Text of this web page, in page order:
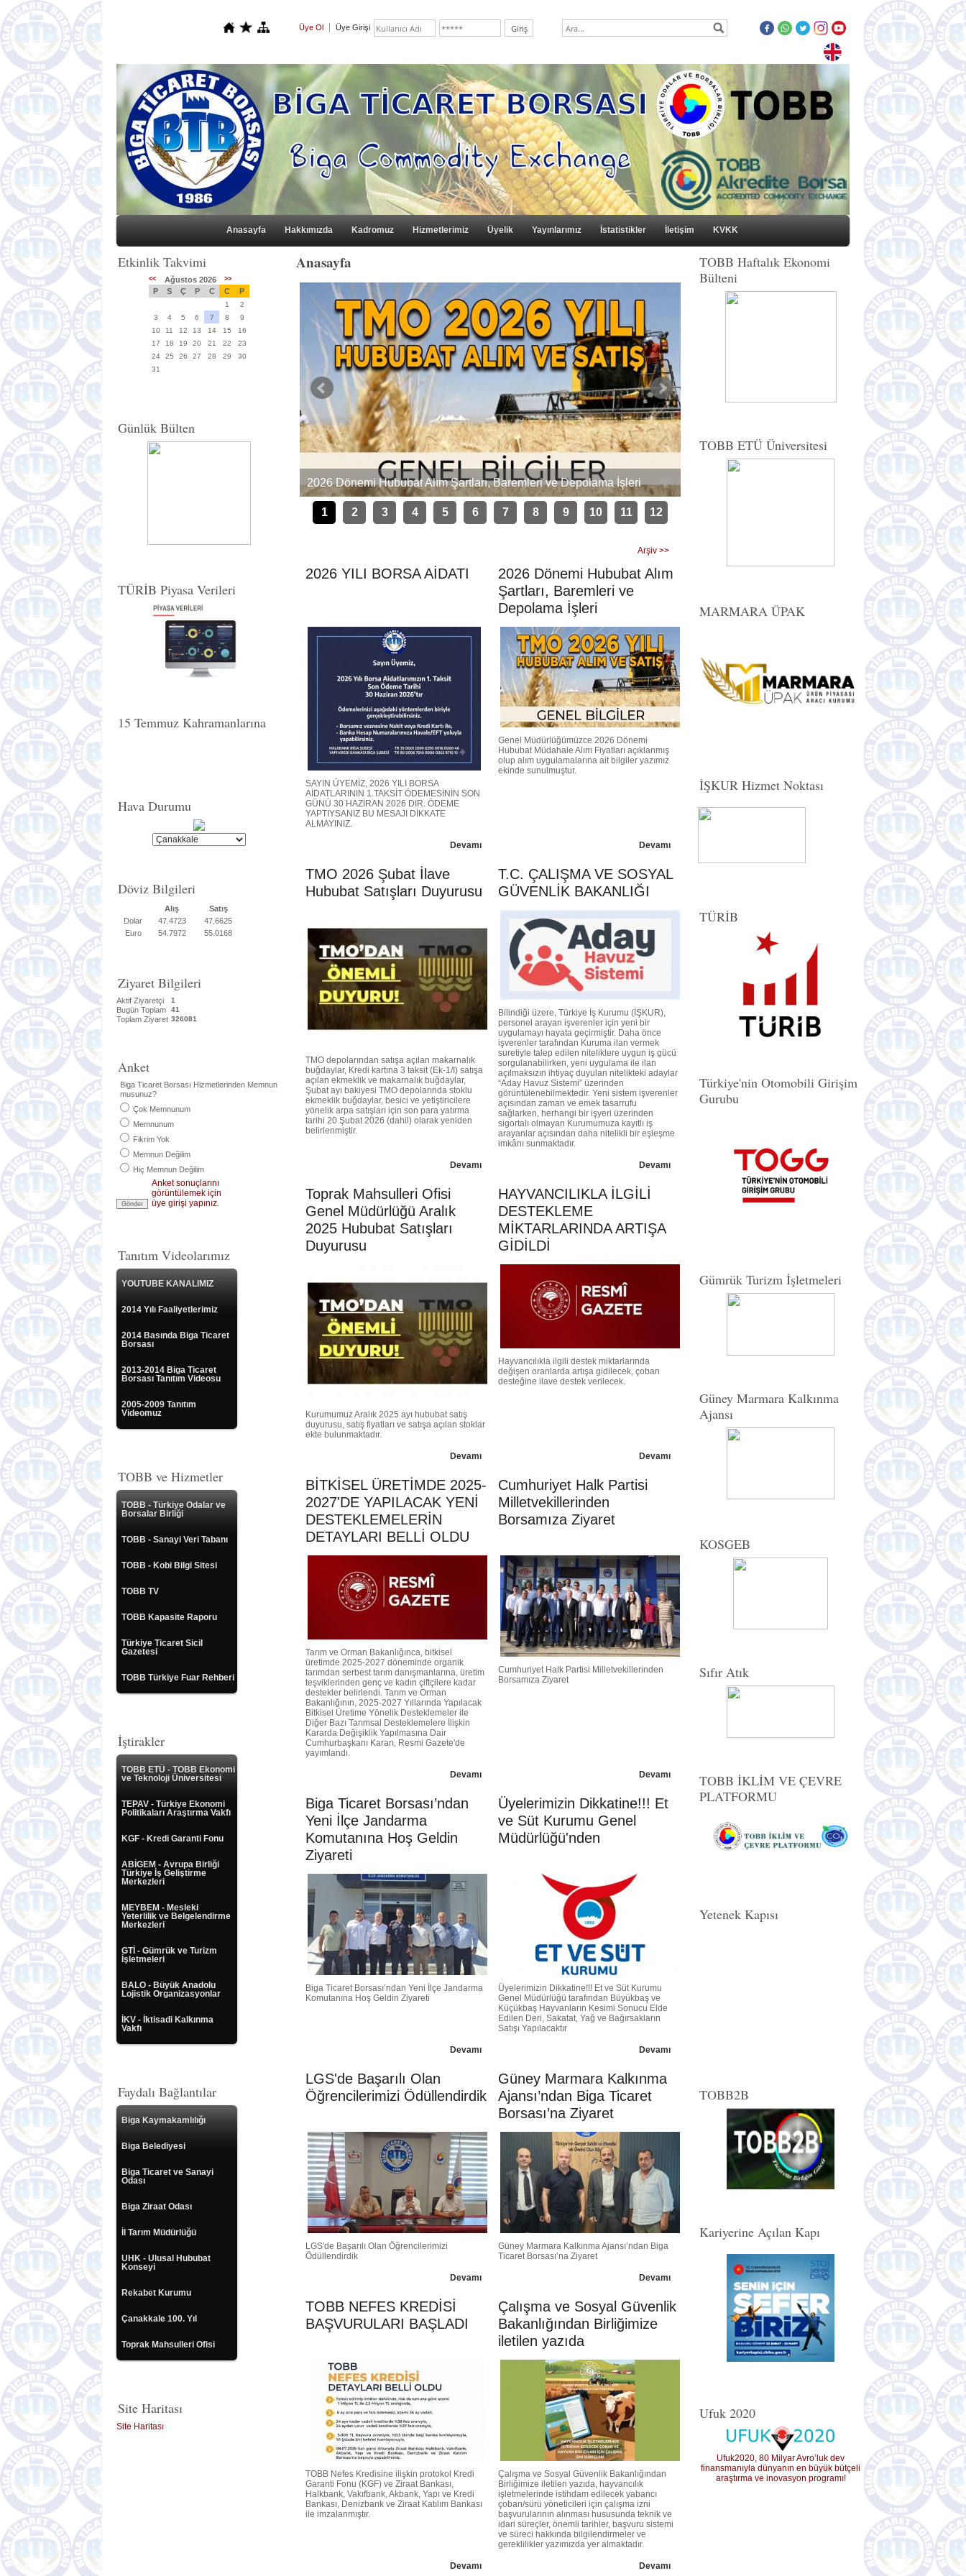
Üye Ol Üye Girişi
Anasayfa Hakkımızda Kadromuz Hizmetlerimiz Üyelik Yayınlarımız İstatistikler İletişim KVKK
Etkinlik Takvimi
<< Ağustos 2026 >>
P S Ç P C C P
1
2
3
4 5 6 7 8
9
10
11 12 13 14 15
16
17
18 19 20 21 22
23
24
25 26 27 28 29
30
31
Günlük Bülten
TÜRİB Piyasa Verileri
15 Temmuz Kahramanlarına
Hava Durumu
Döviz Bilgileri
Alış
Satış
Dolar
47.4723
47.6625
Euro
54.7972 55.0168
Ziyaret Bilgileri
Aktif Ziyaretçi 1
Bugün Toplam 41
Toplam Ziyaret 326081
Anket
Biga Ticaret Borsası Hizmetlerinden Memnun
musunuz?
Çok Memnunum
Memnunum
Fikrim Yok
Memnun Değilim
Hiç Memnun Değilim
Anket sonuçlarını
görüntülemek için
üye girişi yapınız.
Tanıtım Videolarımız
YOUTUBE KANALIMIZ
2014 Yılı Faaliyetlerimiz
2014 Basında Biga Ticaret
Borsası
2013-2014 Biga Ticaret
Borsası Tanıtım Videosu
2005-2009 Tanıtım
Videomuz
TOBB ve Hizmetler
TOBB - Türkiye Odalar ve
Borsalar Birliği
TOBB - Sanayi Veri Tabanı
TOBB - Kobi Bilgi Sitesi
TOBB TV
TOBB Kapasite Raporu
Türkiye Ticaret Sicil
Gazetesi
TOBB Türkiye Fuar Rehberi
İştirakler
TOBB ETÜ - TOBB Ekonomi
ve Teknoloji Üniversitesi
TEPAV - Türkiye Ekonomi
Politikaları Araştırma Vakfı
KGF - Kredi Garanti Fonu
ABİGEM - Avrupa Birliği
Türkiye İş Geliştirme
Merkezleri
MEYBEM - Mesleki
Yeterlilik ve Belgelendirme
Merkezleri
GTİ - Gümrük ve Turizm
İşletmeleri
BALO - Büyük Anadolu
Lojistik Organizasyonlar
İKV - İktisadi Kalkınma
Vakfı
Faydalı Bağlantılar
Biga Kaymakamlılığı
Biga Belediyesi
Biga Ticaret ve Sanayi
Odası
Biga Ziraat Odası
İl Tarım Müdürlüğü
UHK - Ulusal Hububat
Konseyi
Rekabet Kurumu
Çanakkale 100. Yıl
Toprak Mahsulleri Ofisi
Site Haritası
Site Haritası
Anasayfa
Fuarı Başlıyor.
2026 Dönemi Hububat Alım Şartları, Baremleri ve Depolama İşleri
Güney Marmara Kalkınma Ajansı Yerel Kalkınma
1 2 3 4 5 6 7 8 9 10 11 12
Arşiv >>
2026 YILI BORSA AİDATI
2026 Dönemi Hububat Alım
Şartları, Baremleri ve
Depolama İşleri
SAYIN ÜYEMİZ, 2026 YILI BORSA
AİDATLARININ 1.TAKSİT ÖDEMESİNİN SON
GÜNÜ 30 HAZİRAN 2026 DIR. ÖDEME
YAPTIYSANIZ BU MESAJI DİKKATE
ALMAYINIZ.
Genel Müdürlüğümüzce 2026 Dönemi
Hububat Müdahale Alım Fiyatları açıklanmış
olup alım uygulamalarına ait bilgiler yazımız
ekinde sunulmuştur.
Devamı Devamı
TMO 2026 Şubat İlave
Hububat Satışları Duyurusu
T.C. ÇALIŞMA VE SOSYAL
GÜVENLİK BAKANLIĞI
TMO depolarından satışa açılan makarnalık
buğdaylar, Kredi kartına 3 taksit (Ek-1/I) satışa
açılan ekmeklik ve makarnalık buğdaylar,
Şubat ayı bakiyesi TMO depolarında stoklu
ekmeklik buğdaylar, besici ve yetiştiricilere
yönelik arpa satışları için son para yatırma
tarihi 20 Şubat 2026 (dahil) olarak yeniden
belirlenmiştir.
Bilindiği üzere, Türkiye İş Kurumu (İŞKUR),
personel arayan işverenler için yeni bir
uygulamayı hayata geçirmiştir. Daha önce
işverenler tarafından Kuruma ilan vermek
suretiyle talep edilen niteliklere uygun iş gücü
sorgulanabilirken, yeni uygulama ile ilan
açılmaksızın ihtiyaç duyulan nitelikteki adaylar
“Aday Havuz Sistemi” üzerinden
görüntülenebilmektedir. Yeni sistem işverenler
açısından zaman ve emek tasarrufu
sağlarken, herhangi bir işyeri üzerinden
sigortalı olmayan Kurumumuza kayıtlı iş
arayanlar açısından daha nitelikli bir eşleşme
imkânı sunmaktadır.
Devamı Devamı
Toprak Mahsulleri Ofisi
Genel Müdürlüğü Aralık
2025 Hububat Satışları
Duyurusu
HAYVANCILIKLA İLGİLİ
DESTEKLEME
MİKTARLARINDA ARTIŞA
GİDİLDİ
Kurumumuz Aralık 2025 ayı hububat satış
duyurusu, satış fiyatları ve satışa açılan stoklar
ekte bulunmaktadır.
Hayvancılıkla ilgili destek miktarlarında
değişen oranlarda artışa gidilecek, çoban
desteğine ilave destek verilecek.
Devamı Devamı
BİTKİSEL ÜRETİMDE 2025-
2027'DE YAPILACAK YENİ
DESTEKLEMELERİN
DETAYLARI BELLİ OLDU
Cumhuriyet Halk Partisi
Milletvekillerinden
Borsamıza Ziyaret
Tarım ve Orman Bakanlığınca, bitkisel
üretimde 2025-2027 döneminde organik
tarımdan serbest tarım danışmanlarına, üretim
teşviklerinden genç ve kadın çiftçilere kadar
destekler belirlendi. Tarım ve Orman
Bakanlığının, 2025-2027 Yıllarında Yapılacak
Bitkisel Üretime Yönelik Desteklemeler ile
Diğer Bazı Tarımsal Desteklemelere İlişkin
Kararda Değişiklik Yapılmasına Dair
Cumhurbaşkanı Kararı, Resmi Gazete'de
yayımlandı.
Cumhuriyet Halk Partisi Milletvekillerinden
Borsamıza Ziyaret
Devamı Devamı
Biga Ticaret Borsası’ndan
Yeni İlçe Jandarma
Komutanına Hoş Geldin
Ziyareti
Üyelerimizin Dikkatine!!! Et
ve Süt Kurumu Genel
Müdürlüğü'nden
Biga Ticaret Borsası’ndan Yeni İlçe Jandarma
Komutanına Hoş Geldin Ziyareti
Üyelerimizin Dikkatine!!! Et ve Süt Kurumu
Genel Müdürlüğü tarafından Büyükbaş ve
Küçükbaş Hayvanların Kesimi Sonucu Elde
Edilen Deri, Sakatat, Yağ ve Bağırsakların
Satışı Yapılacaktır
Devamı Devamı
LGS'de Başarılı Olan
Öğrencilerimizi Ödüllendirdik
Güney Marmara Kalkınma
Ajansı’ndan Biga Ticaret
Borsası’na Ziyaret
LGS'de Başarılı Olan Öğrencilerimizi
Ödüllendirdik
Güney Marmara Kalkınma Ajansı’ndan Biga
Ticaret Borsası’na Ziyaret
Devamı Devamı
TOBB NEFES KREDİSİ
BAŞVURULARI BAŞLADI
Çalışma ve Sosyal Güvenlik
Bakanlığından Birliğimize
iletilen yazıda
TOBB Nefes Kredisine ilişkin protokol Kredi
Garanti Fonu (KGF) ve Ziraat Bankası,
Halkbank, Vakıfbank, Akbank, Yapı ve Kredi
Bankası, Denizbank ve Ziraat Katılım Bankası
ile imzalanmıştır.
Çalışma ve Sosyal Güvenlik Bakanlığından
Birliğimize iletilen yazıda, hayvancılık
işletmelerinde istihdam edilecek yabancı
çoban/sürü yöneticileri için çalışma izni
başvurularının alınması hususunda teknik ve
idari süreçler, önemli tarihler, başvuru sistemi
ve süreci hakkında bilgilendirmeler ve
gereklilikler yazımızda yer almaktadır.
Devamı Devamı
TOBB Haftalık Ekonomi
Bülteni
TOBB ETÜ Üniversitesi
MARMARA ÜPAK
İŞKUR Hizmet Noktası
TÜRİB
Türkiye'nin Otomobili Girişim
Gurubu
Gümrük Turizm İşletmeleri
Güney Marmara Kalkınma
Ajansı
KOSGEB
Sıfır Atık
TOBB İKLİM VE ÇEVRE
PLATFORMU
Yetenek Kapısı
TOBB2B
Kariyerine Açılan Kapı
Ufuk 2020
Ufuk2020, 80 Milyar Avro’luk dev
finansmanıyla dünyanın en büyük bütçeli
araştırma ve inovasyon programı!